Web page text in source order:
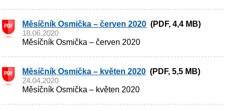
Měsíčník Osmička – červen 2020 (PDF, 4,4 MB)
18.06.2020
Měsíčník Osmička – červen 2020
Měsíčník Osmička – květen 2020 (PDF, 5,5 MB)
24.04.2020
Měsíčník Osmička – květen 2020